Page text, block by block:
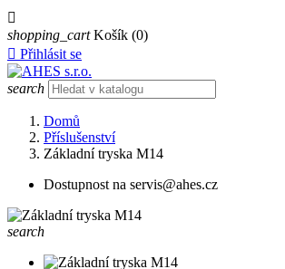

shopping_cart Košík (0)
 Přihlásit se
search
Domů
Příslušenství
Základní tryska M14
Dostupnost na servis@ahes.cz
search